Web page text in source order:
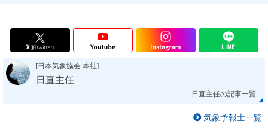
[日本気象協会 本社]
日直主任
日直主任の記事一覧
気象予報士一覧